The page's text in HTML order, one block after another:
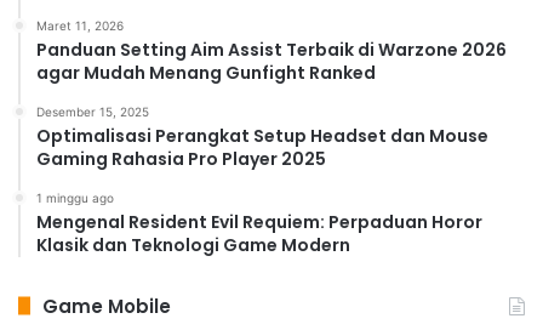
Maret 11, 2026
Panduan Setting Aim Assist Terbaik di Warzone 2026
agar Mudah Menang Gunfight Ranked
Desember 15, 2025
Optimalisasi Perangkat Setup Headset dan Mouse
Gaming Rahasia Pro Player 2025
1 minggu ago
Mengenal Resident Evil Requiem: Perpaduan Horor
Klasik dan Teknologi Game Modern
Game Mobile